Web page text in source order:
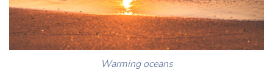
Warming oceans